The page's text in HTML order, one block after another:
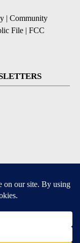
| Community
File | FCC